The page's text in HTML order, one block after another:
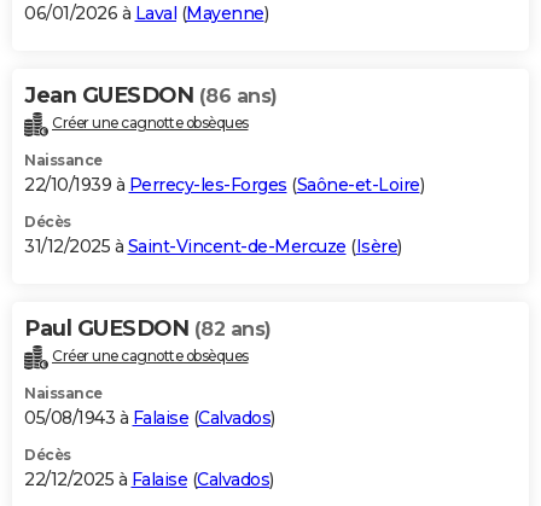
06/01/2026 à Laval (Mayenne)
Jean GUESDON (86 ans)
Créer une cagnotte obsèques
Naissance
22/10/1939 à Perrecy-les-Forges (Saône-et-Loire)
Décès
31/12/2025 à Saint-Vincent-de-Mercuze (Isère)
Paul GUESDON (82 ans)
Créer une cagnotte obsèques
Naissance
05/08/1943 à Falaise (Calvados)
Décès
22/12/2025 à Falaise (Calvados)